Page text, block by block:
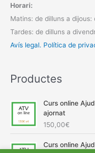
Horari:
Matins: de dilluns a dijous:
Tardes: de dilluns a
Avís legal. Política de
Productes
Curs online
ajornat
150,00€
Curs online